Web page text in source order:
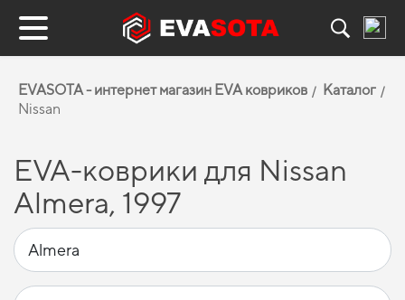
EVASOTA - интернет магазин EVA ковриков
Каталог
Nissan
EVA-коврики для Nissan
Almera, 1997